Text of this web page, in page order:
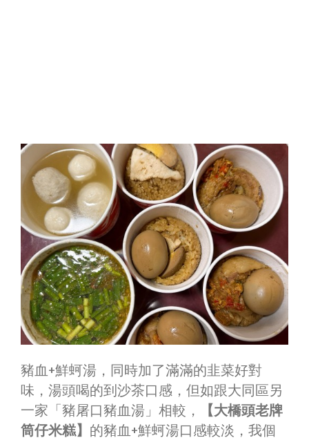
豬血+鮮蚵湯，同時加了滿滿的韭菜好對
味，湯頭喝的到沙茶口感，但如跟大同區另
一家「豬屠口豬血湯」相較，
【大橋頭老牌
筒仔米糕】 的豬血+鮮蚵湯口感較淡，我個